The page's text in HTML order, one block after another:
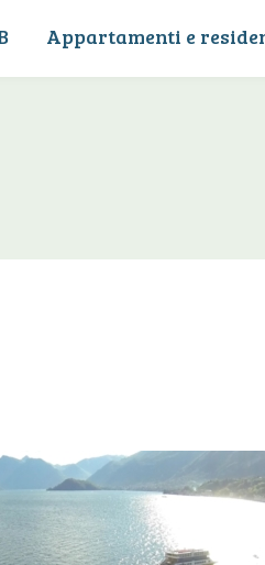
Appartamenti e